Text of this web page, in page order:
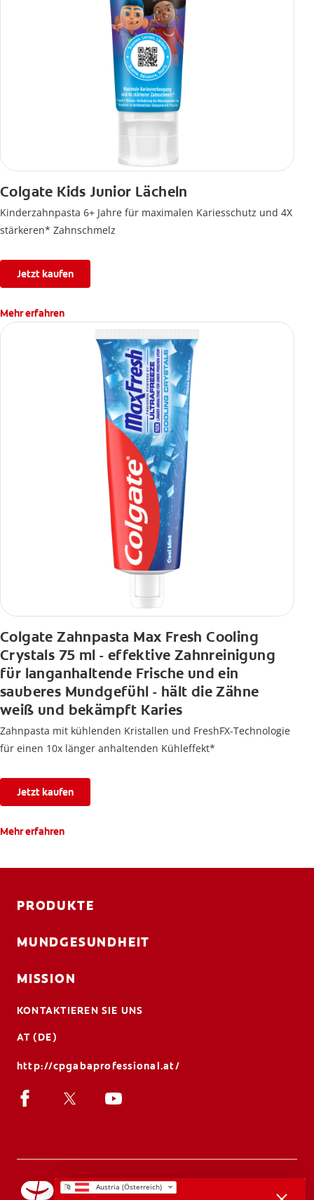
Colgate Kids Junior Lächeln
Kinderzahnpasta 6+ Jahre für maximalen Kariesschutz und 4X
stärkeren* Zahnschmelz
Jetzt kaufen
Mehr erfahren
Colgate Zahnpasta Max Fresh Cooling
Crystals 75 ml - effektive Zahnreinigung
für langanhaltende Frische und ein
sauberes Mundgefühl - hält die Zähne
weiß und bekämpft Karies
Zahnpasta mit kühlenden Kristallen und FreshFX-Technologie
für einen 10x länger anhaltenden Kühleffekt*
Jetzt kaufen
Mehr erfahren
PRODUKTE
MUNDGESUNDHEIT
MISSION
KONTAKTIEREN SIE UNS
AT (DE)
http://cpgabaprofessional.at/